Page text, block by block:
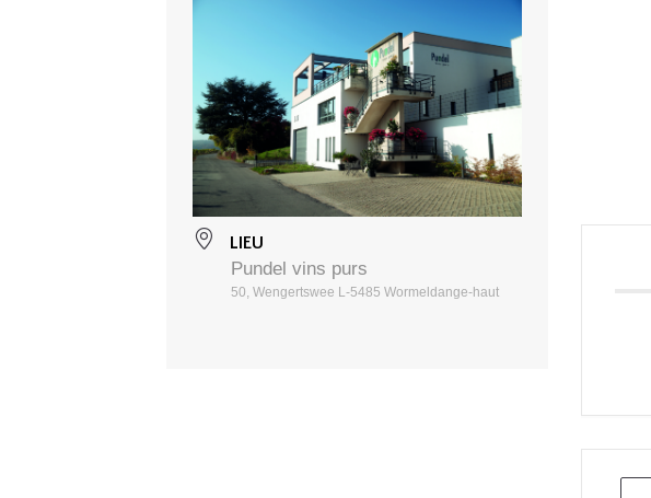
LIEU
Pundel vins purs
50, Wengertswee L-5485 Wormeldange-haut